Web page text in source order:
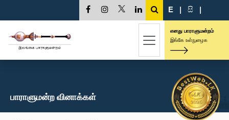
E | සි |
எனது பாராளுமன்றம்
இங்கே உள்நுழைக
பாராளுமன்ற வினாக்கள்